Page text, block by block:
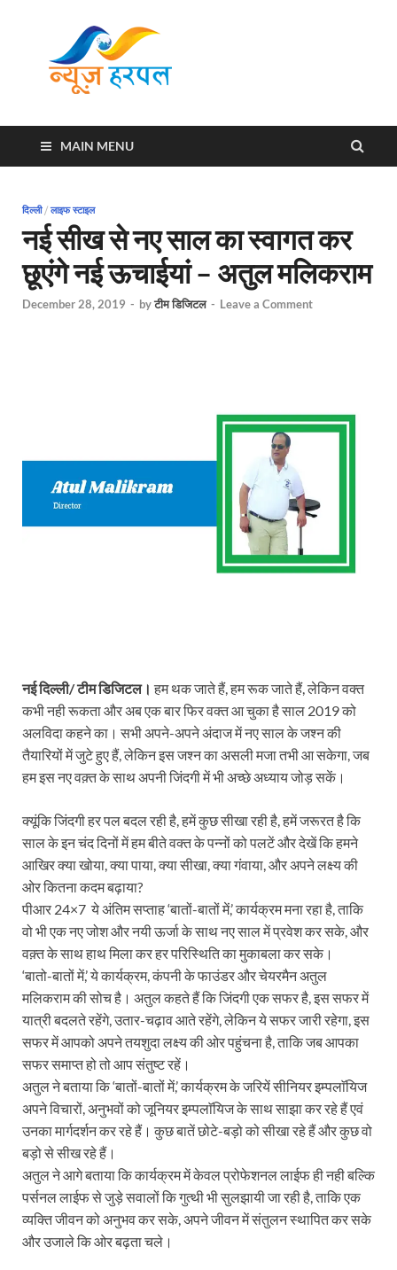
MAIN MENU
दिल्ली/ लाइफ स्टाइल
नई सीख से नए साल का स्वागत कर
छूएंगे नई ऊचाईयां – अतुल मलिकराम
December 28, 2019 - byटीम डिजिटल - Leave a Comment
नई दिल्ली/ टीम डिजिटल।हम थक जाते हैं, हम रूक जाते हैं, लेकिन वक्त
कभी नही रूकता और अब एक बार फिर वक्त आ चुका है साल 2019 को
अलविदा कहने का। सभी अपने-अपने अंदाज में नए साल के जश्न की
तैयारियों में जुटे हुए हैं, लेकिन इस जश्न का असली मजा तभी आ सकेगा, जब
हम इस नए वक़्त के साथ अपनी जिंदगी में भी अच्छे अध्याय जोड़ सकें।
क्यूंकि जिंदगी हर पल बदल रही है, हमें कुछ सीखा रही है, हमें जरूरत है कि
साल के इन चंद दिनों में हम बीते वक्त के पन्नों को पलटें और देखें कि हमने
आखिर क्या खोया, क्या पाया, क्या सीखा, क्या गंवाया, और अपने लक्ष्य की
ओर कितना कदम बढ़ाया?
पीआर 24×7 ये अंतिम सप्ताह ‘बातों-बातों में,’ कार्यक्रम मना रहा है, ताकि
वो भी एक नए जोश और नयी ऊर्जा के साथ नए साल में प्रवेश कर सके, और
वक़्त के साथ हाथ मिला कर हर परिस्थिति का मुकाबला कर सके।
‘बातो-बातों में,’ ये कार्यक्रम, कंपनी के फाउंडर और चेयरमैन अतुल
मलिकराम की सोच है। अतुल कहते हैं कि जिंदगी एक सफर है, इस सफर में
यात्री बदलते रहेंगे, उतार-चढ़ाव आते रहेंगे, लेकिन ये सफर जारी रहेगा, इस
सफर में आपको अपने तयशुदा लक्ष्य की ओर पहुंचना है, ताकि जब आपका
सफर समाप्त हो तो आप संतुष्ट रहें।
अतुल ने बताया कि ‘बातों-बातों में,’ कार्यक्रम के जरियें सीनियर इम्पलाॅयिज
अपने विचारों, अनुभवों को जूनियर इम्पलाॅयिज के साथ साझा कर रहे हैं एवं
उनका मार्गदर्शन कर रहे हैं। कुछ बातें छोटे-बड़ो को सीखा रहे हैं और कुछ वो
बड़ो से सीख रहे हैं।
अतुल ने आगे बताया कि कार्यक्रम में केवल प्रोफेशनल लाईफ ही नही बल्कि
पर्सनल लाईफ से जुड़े सवालों कि गुत्थी भी सुलझायी जा रही है, ताकि एक
व्यक्ति जीवन को अनुभव कर सके, अपने जीवन में संतुलन स्थापित कर सके
और उजाले कि ओर बढ़ता चले।